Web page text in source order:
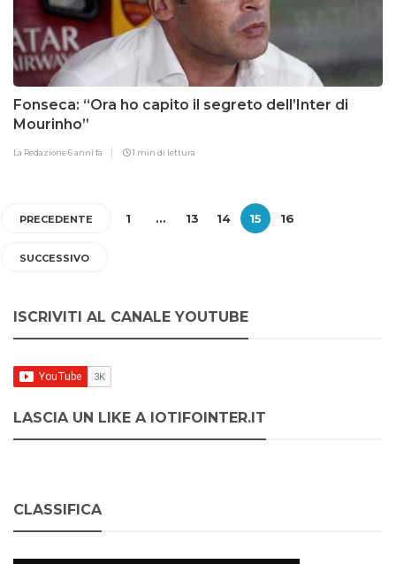
Fonseca: “Ora ho capito il segreto dell’Inter di
Mourinho”
La Redazione6 anni fa 1 min di lettura
PRECEDENTE 1 … 13 14 15 16
SUCCESSIVO
ISCRIVITI AL CANALE YOUTUBE
LASCIA UN LIKE A IOTIFOINTER.IT
CLASSIFICA